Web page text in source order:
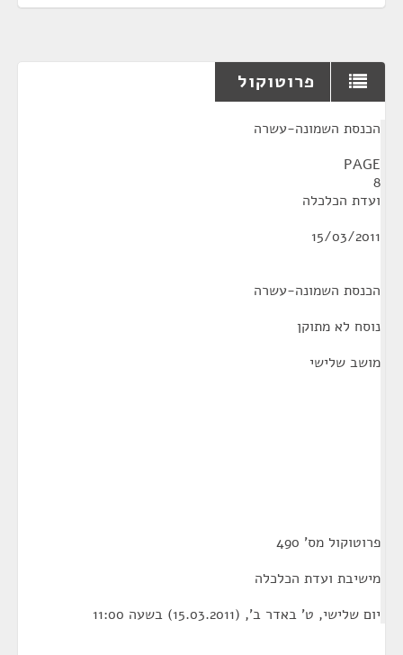
פרוטוקול
הכנסת השמונה-עשרה
PAGE
8
ועדת הכלכלה
15/03/2011
הכנסת השמונה-עשרה
נוסח לא מתוקן
מושב שלישי
פרוטוקול מס' 490
מישיבת ועדת הכלכלה
יום שלישי, ט' באדר ב', (15.03.2011) בשעה 11:00